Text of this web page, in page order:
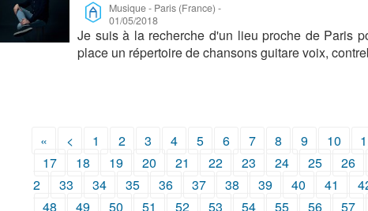
Musique- Paris (France) -
01/05/2018
Je suis à la recherche d'un lieu proche de Paris
place un répertoire de chansons guitare voix,
« < 1 2 3 4 5 6 7 8 9 10
17
18 19 20 21 22 23 24 25 26
2
33 34 35 36 37 38 39 40 41
48
49 50 51 52 53 54 55 56 57